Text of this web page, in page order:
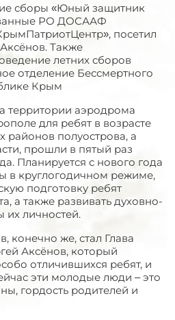
сборы «Юный защитник
РО ДОСААФ
посетил
Также
летних сборов
отделение Бессмертного
Крым
территории аэродрома
для ребят в возрасте
районов полуострова, а
прошли в пятый раз
Планируется с нового года
в круглогодичном режиме,
подготовку ребят
а также развивать духовно-
их личностей.
конечно же, стал Глава
Аксёнов, который
отличившихся ребят, и
эти молодые люди – это
гордость родителей и